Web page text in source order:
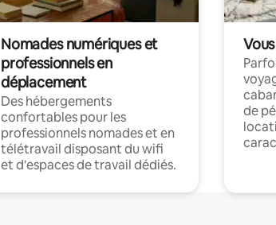
Nomades numériques et
professionnels en
déplacement
Des hébergements
confortables pour les
professionnels nomades et en
télétravail disposant du wifi
et d'espaces de travail dédiés.
de